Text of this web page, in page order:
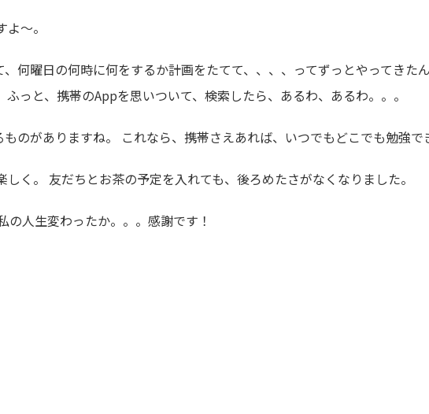
～。
何曜日の何時に何をするか計画をたてて、、、、ってずっとやってきた
っと、携帯のAppを思いついて、検索したら、あるわ、あるわ。。。
のがありますね。 これなら、携帯さえあれば、いつでもどこでも勉強で
く。 友だちとお茶の予定を入れても、後ろめたさがなくなりました。
人生変わったか。。。感謝です！